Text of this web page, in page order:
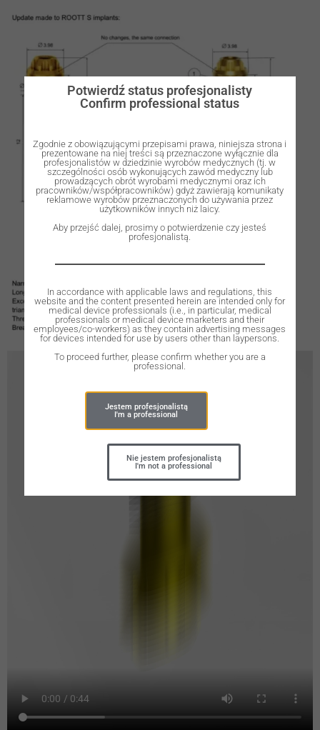
Potwierdź status profesjonalisty
Confirm professional status
Zgodnie z obowiązującymi przepisami prawa, niniejsza strona i
prezentowane na niej treści są przeznaczone wyłącznie dla
profesjonalistów w dziedzinie wyrobów medycznych (tj. w
szczególności osób wykonujących zawód medyczny lub
prowadzących obrót wyrobami medycznymi oraz ich
pracowników/współpracowników) gdyż zawierają komunikaty
reklamowe wyrobów przeznaczonych do używania przez
użytkowników innych niż laicy.
Aby przejść dalej, prosimy o potwierdzenie czy jesteś
profesjonalistą.
In accordance with applicable laws and regulations, this
website and the content presented herein are intended only for
medical device professionals (i.e., in particular, medical
professionals or medical device marketers and their
employees/co-workers) as they contain advertising messages
for devices intended for use by users other than laypersons.
To proceed further, please confirm whether you are a
professional.
Jestem profesjonalistą
I'm a professional
Nie jestem profesjonalistą
I'm not a professional